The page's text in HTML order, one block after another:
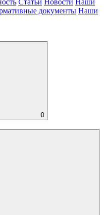
Статьи Новости Наши
документы Наши
0